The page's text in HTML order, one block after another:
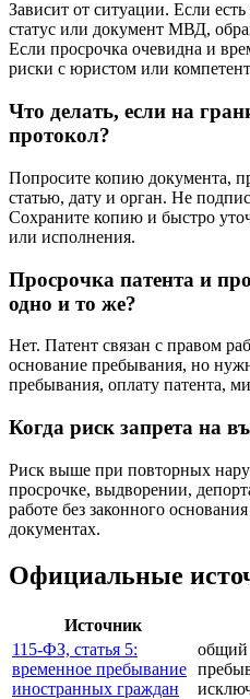
Зависит от ситуации. Если
статус или документ МВД,
Если просрочка очевидна и
риски с юристом или
Что делать, если на
протокол?
Попросите копию документа,
статью, дату и орган. Не
Сохраните копию и быстро
или исполнения.
Просрочка патента и
одно и то же?
Нет. Патент связан с правом
основание пребывания, но
пребывания, оплату патента,
Когда риск запрета на
Риск выше при повторных
просрочке, выдворении,
работе без законного
документах.
Официальные
Источник
115-ФЗ, статья 5:
временное пребывание
иностранных граждан
общий